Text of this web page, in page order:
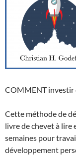
COMMENT
Cette méthode de
livre de chevet à lire
semaines pour
développement